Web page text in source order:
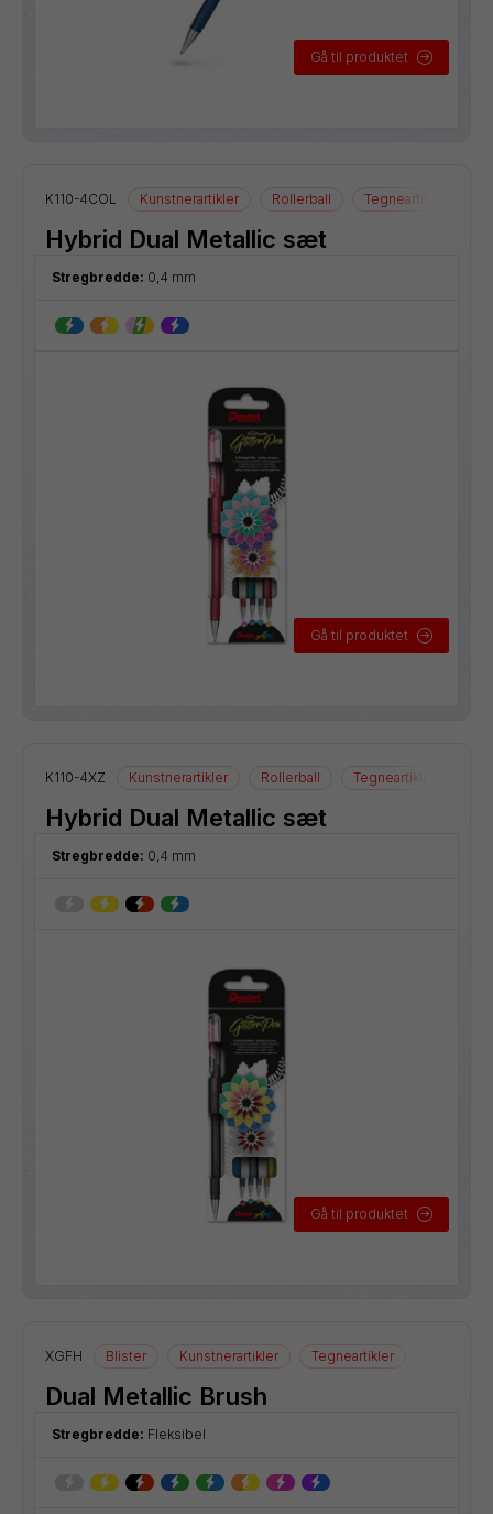
Gå til produktet
K110-4COL Kunstnerartikler Rollerball Tegneartikler
Hybrid Dual Metallic sæt
Stregbredde: 0,4 mm
Gå til produktet
K110-4XZ Kunstnerartikler Rollerball Tegneartikler
Hybrid Dual Metallic sæt
Stregbredde: 0,4 mm
Gå til produktet
XGFH Blister Kunstnerartikler Tegneartikler
Dual Metallic Brush
Stregbredde: Fleksibel